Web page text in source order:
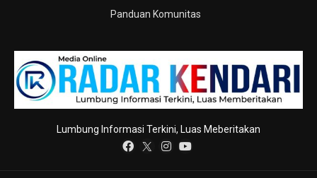
Panduan Komunitas
Lumbung Informasi Terkini, Luas Meberitakan